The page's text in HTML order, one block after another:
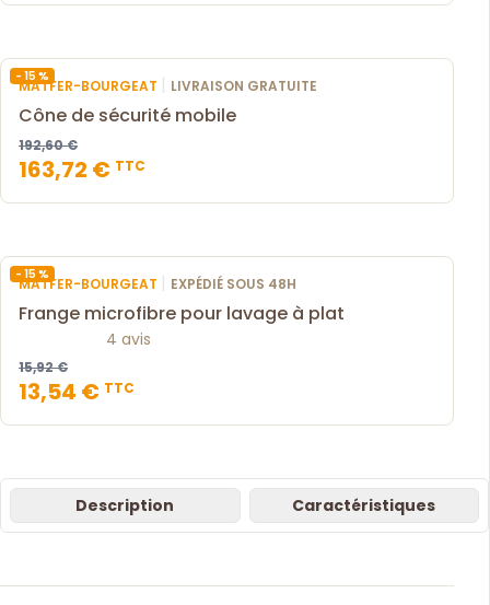
- 15 %
MATFER-BOURGEAT | LIVRAISON GRATUITE
Cône de sécurité mobile
192,60 €
163,72 € TTC
- 15 %
MATFER-BOURGEAT | EXPÉDIÉ SOUS 48H
Frange microfibre pour lavage à plat
4 avis
15,92 €
13,54 € TTC
Description Caractéristiques